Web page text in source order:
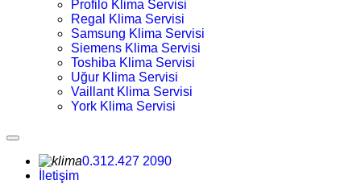
Profilo Klima Servisi
Regal Klima Servisi
Samsung Klima Servisi
Siemens Klima Servisi
Toshiba Klima Servisi
Uğur Klima Servisi
Vaillant Klima Servisi
York Klima Servisi
0.312.427 2090
İletişim